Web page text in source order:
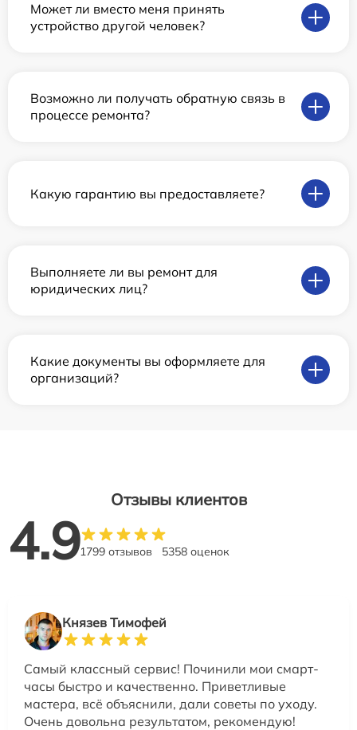
Может ли вместо меня принять
устройство другой человек?
Возможно ли получать обратную связь в
процессе ремонта?
Какую гарантию вы предоставляете?
Выполняете ли вы ремонт для
юридических лиц?
Какие документы вы оформляете для
организаций?
Отзывы клиентов
4.91799 отзывов 5358 оценок
Князев Тимофей
Самый классный сервис! Починили мои смарт-
часы быстро и качественно. Приветливые
мастера, всё объяснили, дали советы по уходу.
Очень довольна результатом, рекомендую!